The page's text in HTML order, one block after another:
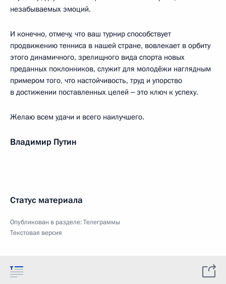
незабываемых эмоций.
И конечно, отмечу, что ваш турнир способствует
продвижению тенниса в нашей стране, вовлекает в орбиту
этого динамичного, зрелищного вида спорта новых
преданных поклонников, служит для молодёжи наглядным
примером того, что настойчивость, труд и упорство
в достижении поставленных целей ‒ это ключ к успеху.
Желаю всем удачи и всего наилучшего.
Владимир Путин
Статус материала
Опубликован в разделе:Телеграммы
Текстовая версия